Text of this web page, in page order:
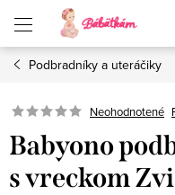
obsah
Podbradníky a uteráčiky
Neohodnotené
Babyono
s vreckom